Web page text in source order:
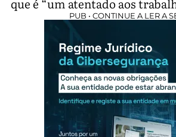
PUB • CONTINUE A LER A